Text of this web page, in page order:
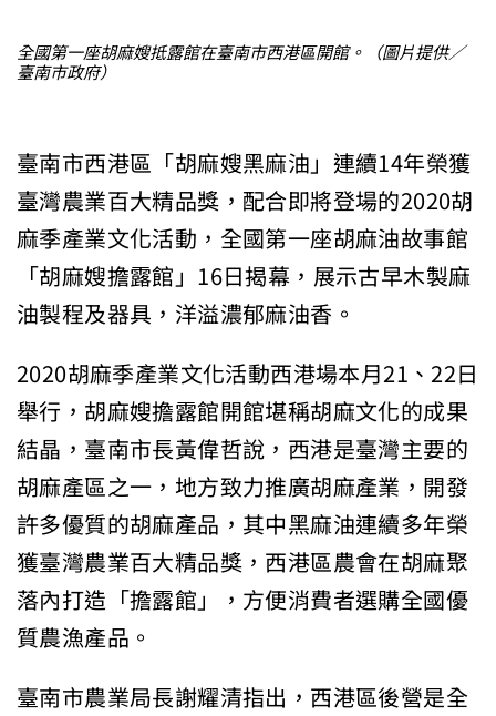
全國第一座胡麻嫂抵露館在臺南市西港區開館。（圖片提供／
臺南市政府）
臺南市西港區「胡麻嫂黑麻油」連續14年榮獲
臺灣農業百大精品獎，配合即將登場的2020胡
麻季產業文化活動，全國第一座胡麻油故事館
「胡麻嫂擔露館」16日揭幕，展示古早木製麻
油製程及器具，洋溢濃郁麻油香。
2020胡麻季產業文化活動西港場本月21、22日
舉行，胡麻嫂擔露館開館堪稱胡麻文化的成果
結晶，臺南市長黃偉哲說，西港是臺灣主要的
胡麻產區之一，地方致力推廣胡麻產業，開發
許多優質的胡麻產品，其中黑麻油連續多年榮
獲臺灣農業百大精品獎，西港區農會在胡麻聚
落內打造「擔露館」，方便消費者選購全國優
質農漁產品。
臺南市農業局長謝耀清指出，西港區後營是全